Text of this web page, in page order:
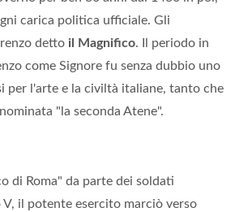
carica politica ufficiale. Gli
detto il Magnifico. Il periodo in
come Signore fu senza dubbio uno
per l'arte e la civiltà italiane, tanto che
"la seconda Atene".
di Roma" da parte dei soldati
il potente esercito marciò verso